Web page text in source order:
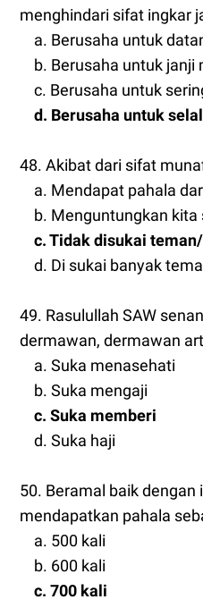
menghindari sifat ingkar
a. Berusaha untuk
b. Berusaha untuk janji
c. Berusaha untuk
d. Berusaha untuk
48. Akibat dari sifat
a. Mendapat pahala
b. Menguntungkan kita
c. Tidak disukai
d. Di sukai banyak
49. Rasulullah SAW
dermawan, dermawan
a. Suka menasehati
b. Suka mengaji
c. Suka memberi
d. Suka haji
50. Beramal baik dengan
mendapatkan pahala
a. 500 kali
b. 600 kali
c. 700 kali